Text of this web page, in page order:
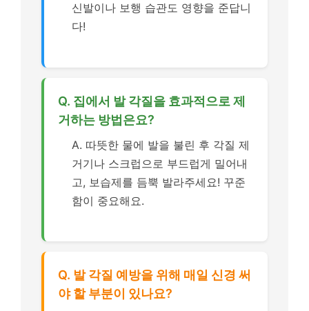
신발이나 보행 습관도 영향을 준답니
다!
Q. 집에서 발 각질을 효과적으로 제
거하는 방법은요?
A. 따뜻한 물에 발을 불린 후 각질 제
거기나 스크럽으로 부드럽게 밀어내
고, 보습제를 듬뿍 발라주세요! 꾸준
함이 중요해요.
Q. 발 각질 예방을 위해 매일 신경 써
야 할 부분이 있나요?